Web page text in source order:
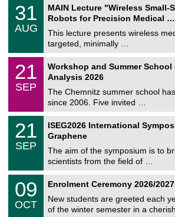
n
3
1
0
2
0
2
6
31
AUG
MAIN Lecture "Wireless Small-
Robots for Precision Medical …
This lecture presents wireless
targeted, minimally …
a
2
1
/
0
2
0
2
6
21
SEP
Workshop and Summer School
Analysis 2026
The Chemnitz summer school
since 2006. Five invited …
n
2
1
/
0
2
0
2
6
21
SEP
ISEG2026 International
Graphene
The aim of the symposium is to
scientists from the field of …
0
9
/
1
09
OCT
Enrolment Ceremony 2026/2027
New students are greeted each
of the winter semester in a